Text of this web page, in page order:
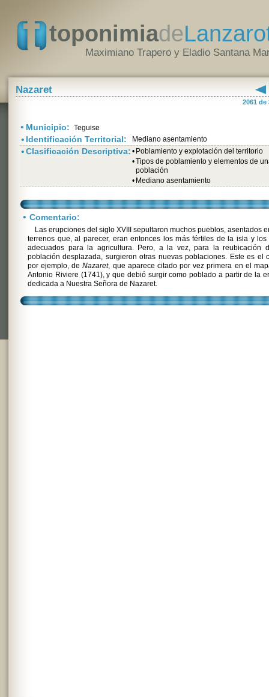
toponimiade
Maximiano Trapero y Eladio Santana
Nazaret
2061 de
• Municipio: Teguise
• Identificación Territorial: Mediano asentamiento
•Clasificación Descriptiva: • Poblamiento y explotación del territorio
•Tipos de poblamiento y elementos de
población
• Mediano asentamiento
• Comentario:
Las erupciones del siglo XVIII sepultaron muchos pueblos, asentados
terrenos que, al parecer, eran entonces los más fértiles de la isla y los
adecuados para la agricultura. Pero, a la vez, para la reubicación
población desplazada, surgieron otras nuevas poblaciones. Este es el
por ejemplo, deNazaret, que aparece citado por vez primera en el
Antonio Riviere (1741), y que debió surgir como poblado a partir de la
dedicada a Nuestra Señora de Nazaret.